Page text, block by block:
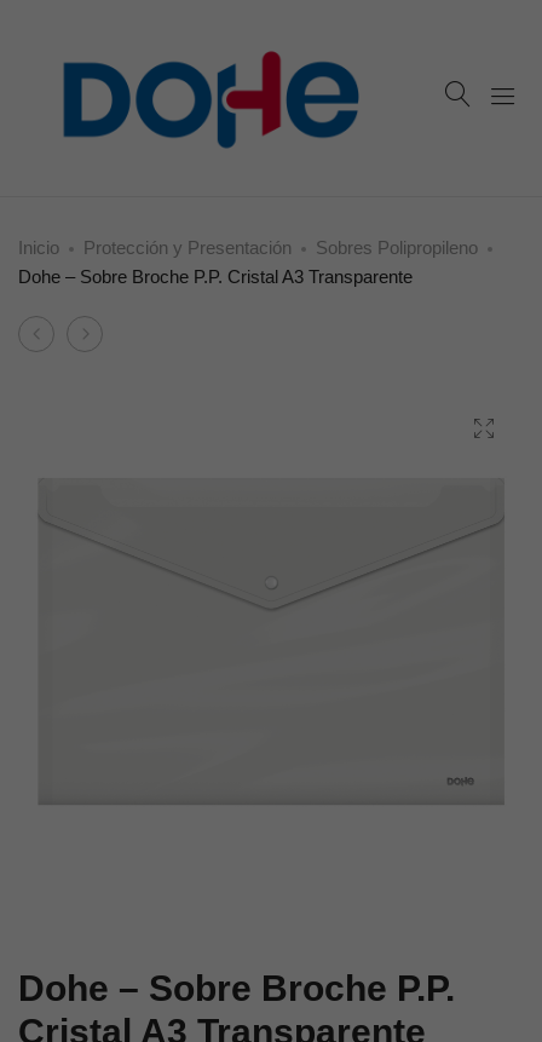
Inicio Protección y Presentación
Sobres Polipropileno
Dohe – Sobre Broche P.P. Cristal A3 Transparente
Product
Dohe
Dohe
Dohe – Sobre Broche P.P.
Cristal A3 Transparente